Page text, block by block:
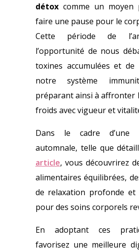
détox comme un moyen
faire une pause pour le
Cette période de
l’opportunité de nous
toxines accumulées et de
notre système
préparant ainsi à affronter
froids avec vigueur et
Dans le cadre d’une
automnale, telle que
article, vous découvrirez
alimentaires équilibrées,
de relaxation profonde et
pour des soins corporels
En adoptant ces
favorisez une meilleure